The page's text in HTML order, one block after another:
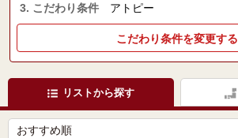
3. こだわり条件 アトピー
こだわり条件を変更する
リストから探す